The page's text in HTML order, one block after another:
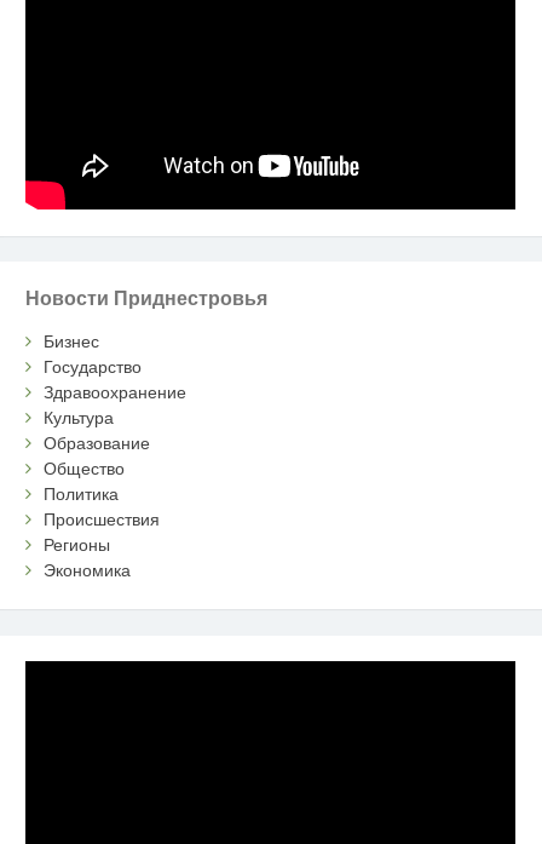
Новости Приднестровья
Бизнес
Государство
Здравоохранение
Культура
Образование
Общество
Политика
Происшествия
Регионы
Экономика